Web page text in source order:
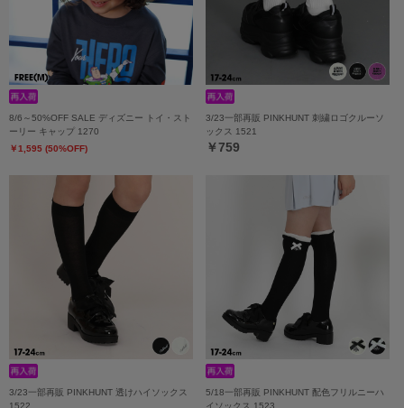
8/6～50%OFF SALE ディズニー トイ・スト
ーリー キャップ 1270
￥1,595 (50%OFF)
3/23一部再販 PINKHUNT 刺繍ロゴクルーソ
ックス 1521
￥759
3/23一部再販 PINKHUNT 透けハイソックス
1522
5/18一部再販 PINKHUNT 配色フリルニーハ
イソックス 1523